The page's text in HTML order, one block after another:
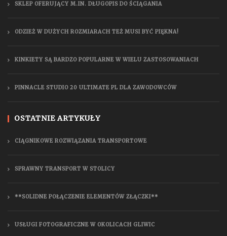
SKLEP OFERUJĄCY M.IN. DŁUGOPIS DO ŚCIĄGANIA
ODZIEŻ W DUŻYCH ROZMIARACH TEŻ MUSI BYĆ PIĘKNA!
KINKIETY SĄ BARDZO POPULARNE W WIELU ZASTOSOWANIACH
PINNACLE STUDIO 20 ULTIMATE PL DLA ZAWODOWCÓW
OSTATNIE ARTYKUŁY
CIĄGNIKOWE ROZWIĄZANIA TRANSPORTOWE
SPRAWNY TRANSPORT W STOLICY
**SOLIDNE POŁĄCZENIE ELEMENTÓW ZŁĄCZKI**
USŁUGI FOTOGRAFICZNE W OKOLICACH GLIWIC